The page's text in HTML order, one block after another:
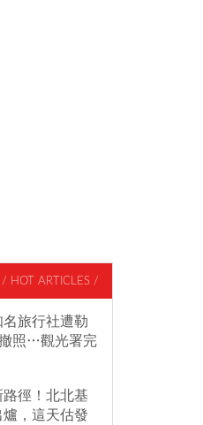
/ HOT ARTICLES /
旅行社遭勒
照…觀光署完
徑！北北基
，這天估發